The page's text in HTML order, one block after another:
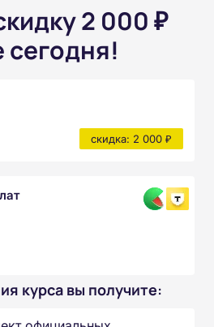
2 000 ₽
сегодня!
скидка: 2 000 ₽
курса вы получите: